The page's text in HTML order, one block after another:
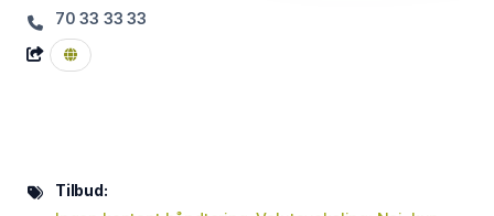
70 33 33 33
Tilbud: